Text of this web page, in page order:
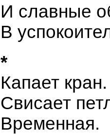
И славные
В
*
Капает кран.
Свисает
Временная.